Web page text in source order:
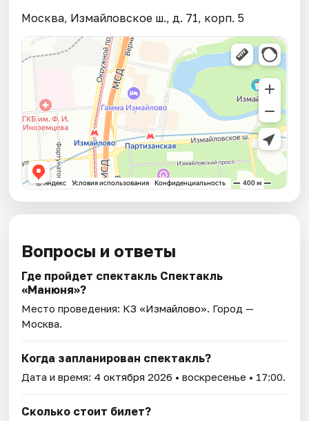
Москва, Измайловское ш., д. 71, корп. 5
Вопросы и ответы
Где пройдет спектакль Спектакль
«Манюня»?
Место проведения: КЗ «Измайлово». Город —
Москва.
Когда запланирован спектакль?
Дата и время: 4 октября 2026 • воскресенье • 17:00.
Сколько стоит билет?